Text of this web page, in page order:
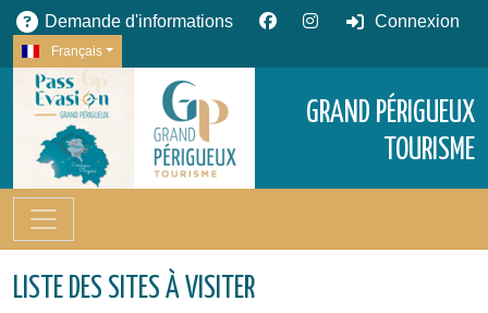
Demande d'informations Connexion
Français
GRAND PÉRIGUEUX
TOURISME
LISTE DES SITES À VISITER